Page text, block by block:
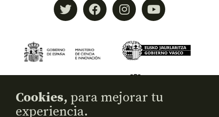
Cookies, para mejorar tu
experiencia.